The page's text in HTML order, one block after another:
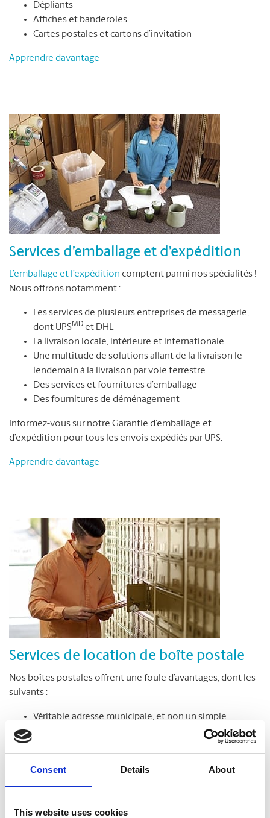
Consent Details About
This website uses cookies
Dépliants
Affiches et banderoles
Cartes postales et cartons d’invitation
Apprendre davantage
Services d’emballage et d’expédition
L’emballage et l’expédition comptent parmi nos spécialités !
Nous offrons notamment :
Les services de plusieurs entreprises de messagerie,
dont UPSMD et DHL
La livraison locale, intérieure et internationale
Une multitude de solutions allant de la livraison le
lendemain à la livraison par voie terrestre
Des services et fournitures d’emballage
Des fournitures de déménagement
Informez-vous sur notre Garantie d’emballage et
d’expédition pour tous les envois expédiés par UPS.
Apprendre davantage
Services de location de boîte postale
Nos boîtes postales offrent une foule d’avantages, dont les
suivants :
Véritable adresse municipale, et non un simple
Réception de colis livrés par toutes les entreprises de
Accès sécuritaire à votre boîte postale en tout temps,
jour et nuit*